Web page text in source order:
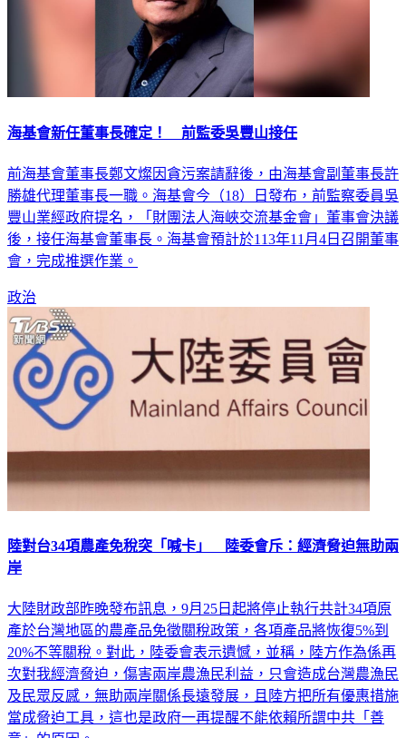
海基會新任董事長確定！ 前監委吳豐山接任
前海基會董事長鄭文燦因貪污案請辭後，由海基會副董事長許
勝雄代理董事長一職。海基會今（18）日發布，前監察委員吳
豐山業經政府提名，「財團法人海峽交流基金會」董事會決議
後，接任海基會董事長。海基會預計於113年11月4日召開董事
會，完成推選作業。
政治
陸對台34項農產免稅突「喊卡」 陸委會斥：經濟脅迫無助兩
岸
大陸財政部昨晚發布訊息，9月25日起將停止執行共計34項原
產於台灣地區的農產品免徵關稅政策，各項產品將恢復5%到
20%不等關稅。對此，陸委會表示遺憾，並稱，陸方作為係再
次對我經濟脅迫，傷害兩岸農漁民利益，只會造成台灣農漁民
及民眾反感，無助兩岸關係長遠發展，且陸方把所有優惠措施
當成脅迫工具，這也是政府一再提醒不能依賴所謂中共「善